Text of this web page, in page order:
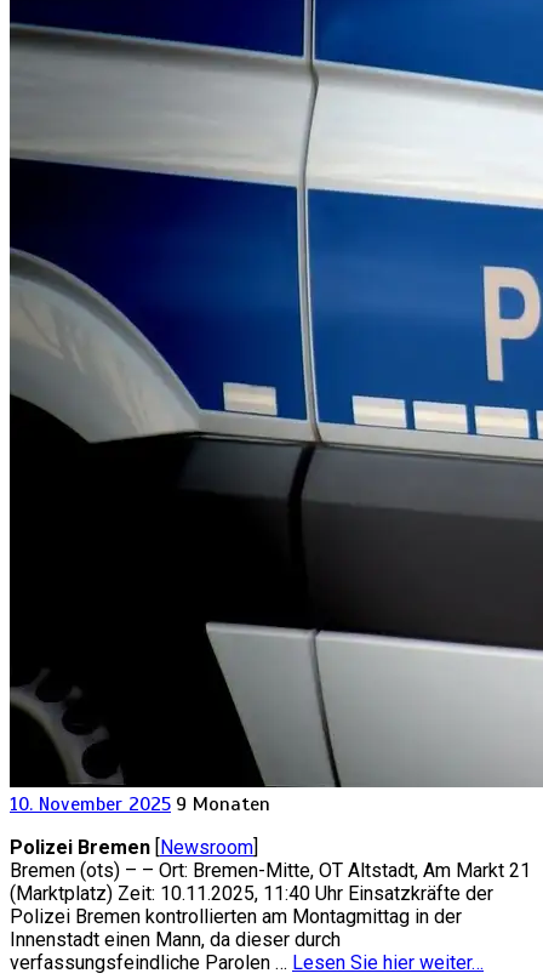
10. November 2025 9 Monaten
Polizei Bremen [Newsroom]
Bremen (ots) – – Ort: Bremen-Mitte, OT Altstadt, Am Markt 21
(Marktplatz) Zeit: 10.11.2025, 11:40 Uhr Einsatzkräfte der
Polizei Bremen kontrollierten am Montagmittag in der
Innenstadt einen Mann, da dieser durch
verfassungsfeindliche Parolen … Lesen Sie hier weiter…